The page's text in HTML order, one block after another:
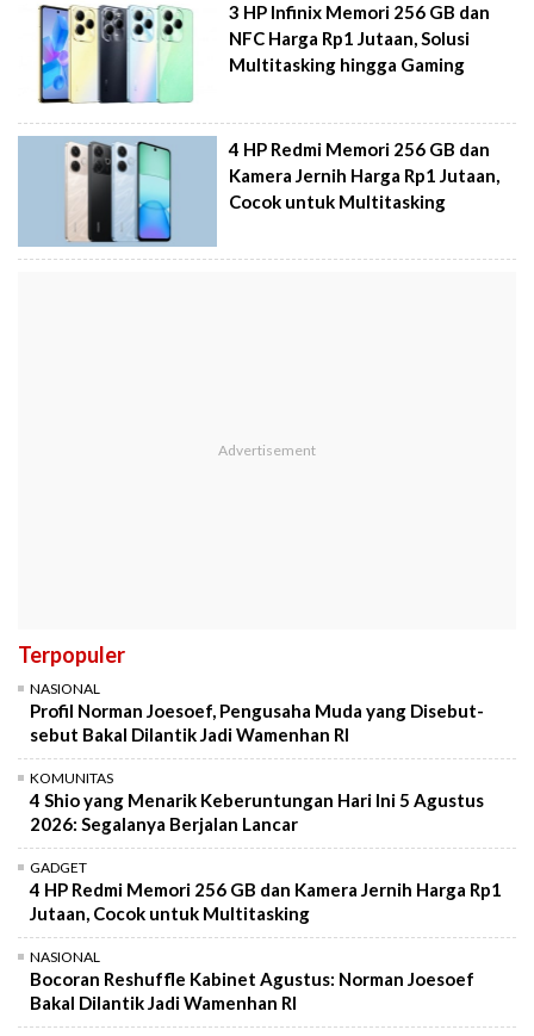
3 HP Infinix Memori 256 GB dan
NFC Harga Rp1 Jutaan, Solusi
Multitasking hingga Gaming
4 HP Redmi Memori 256 GB dan
Kamera Jernih Harga Rp1 Jutaan,
Cocok untuk Multitasking
Terpopuler
NASIONAL
Profil Norman Joesoef, Pengusaha Muda yang Disebut-
sebut Bakal Dilantik Jadi Wamenhan RI
KOMUNITAS
4 Shio yang Menarik Keberuntungan Hari Ini 5 Agustus
2026: Segalanya Berjalan Lancar
GADGET
4 HP Redmi Memori 256 GB dan Kamera Jernih Harga Rp1
Jutaan, Cocok untuk Multitasking
NASIONAL
Bocoran Reshuffle Kabinet Agustus: Norman Joesoef
Bakal Dilantik Jadi Wamenhan RI